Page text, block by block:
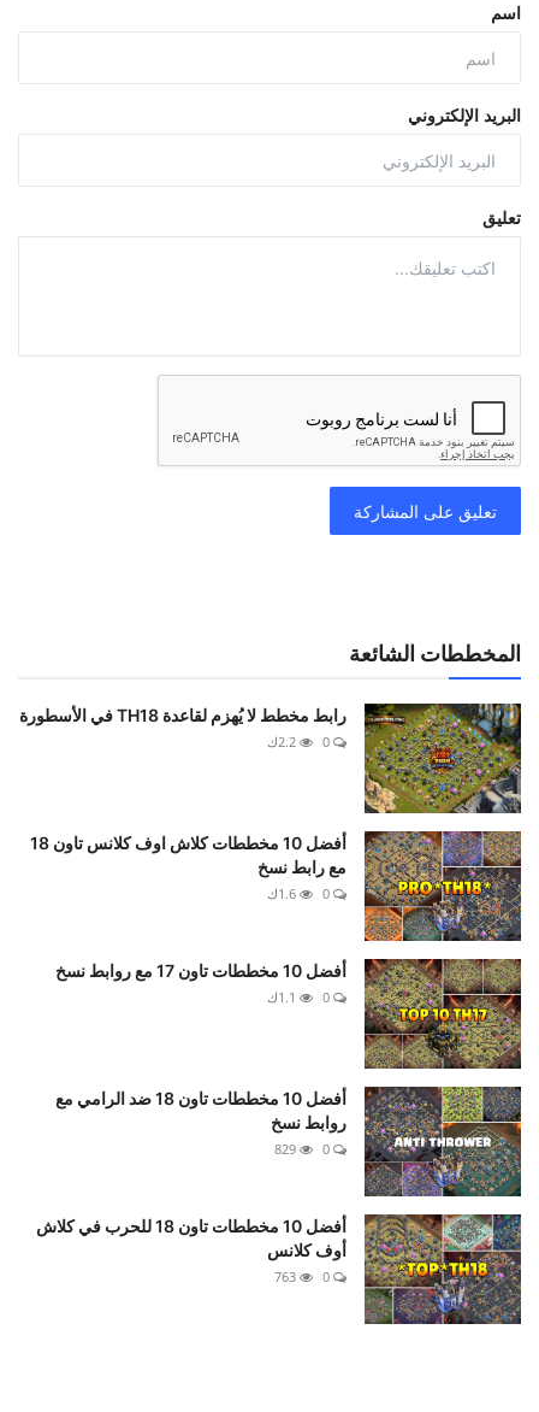
اسم
البريد الإلكتروني
تعليق
تعليق على المشاركة
المخططات الشائعة
رابط مخطط لا يُهزم لقاعدة TH18 في الأسطورة
أفضل 10 مخططات كلاش اوف كلانس تاون 18
مع رابط نسخ
أفضل 10 مخططات تاون 17 مع روابط نسخ
أفضل 10 مخططات تاون 18 ضد الرامي مع
روابط نسخ
أفضل 10 مخططات تاون 18 للحرب في كلاش
أوف كلانس